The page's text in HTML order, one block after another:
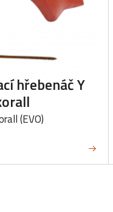
hřebenáč Y
(EVO)